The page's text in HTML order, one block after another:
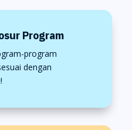
Program
program
dengan